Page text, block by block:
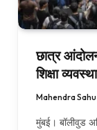
छात्र
शिक्षा
Mahendra Sahu
मुंबई। बॉलीवुड